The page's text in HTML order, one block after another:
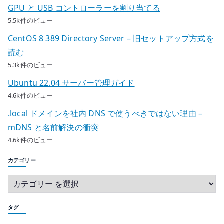
GPU と USB コントローラーを割り当てる
5.5k件のビュー
CentOS 8 389 Directory Server – 旧セットアップ方式を
読む
5.3k件のビュー
Ubuntu 22.04 サーバー管理ガイド
4.6k件のビュー
.local ドメインを社内 DNS で使うべきではない理由 –
mDNS と名前解決の衝突
4.6k件のビュー
カテゴリー
タグ